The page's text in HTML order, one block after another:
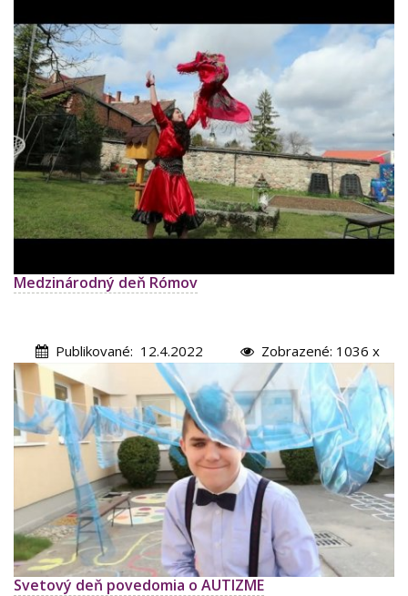
Medzinárodný deň Rómov
Publikované: 12.4.2022 Zobrazené: 1036 x
Svetový deň povedomia o AUTIZME